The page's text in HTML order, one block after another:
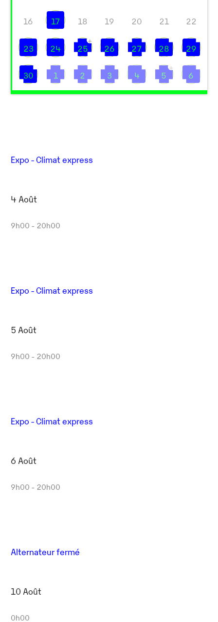
16 17 18 19 20 21 22
23 24 25
+
26 27 28 29
30 1 2 3 4 5
+
6
Expo - Climat express
4 Août
9h00 - 20h00
Expo - Climat express
5 Août
9h00 - 20h00
Expo - Climat express
6 Août
9h00 - 20h00
Alternateur fermé
10 Août
0h00